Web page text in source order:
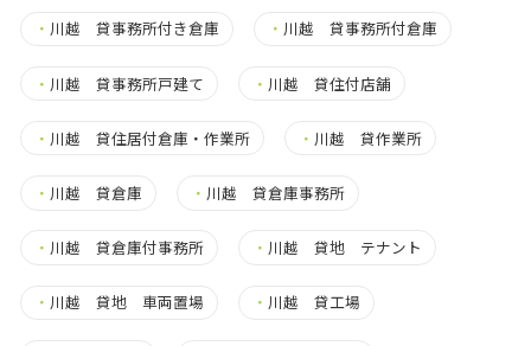
・ 川越 貸事務所付き倉庫 ・ 川越 貸事務所付倉庫
・ 川越 貸事務所戸建て ・ 川越 貸住付店舗
・ 川越 貸住居付倉庫・作業所 ・ 川越 貸作業所
・ 川越 貸倉庫 ・ 川越 貸倉庫事務所
・ 川越 貸倉庫付事務所 ・ 川越 貸地 テナント
・ 川越 貸地 車両置場 ・ 川越 貸工場